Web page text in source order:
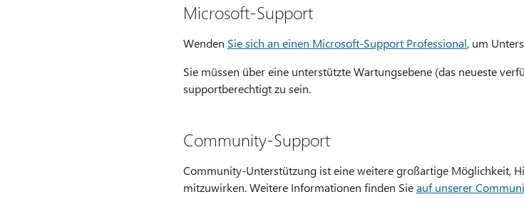
Microsoft-Support
Wenden Sie sich an einen Microsoft-Support Professional, um
Sie müssen über eine unterstützte Wartungsebene (das neueste
supportberechtigt zu sein.
Community-Support
Community-Unterstützung ist eine weitere großartige Möglichkeit,
mitzuwirken. Weitere Informationen finden Sieauf unserer